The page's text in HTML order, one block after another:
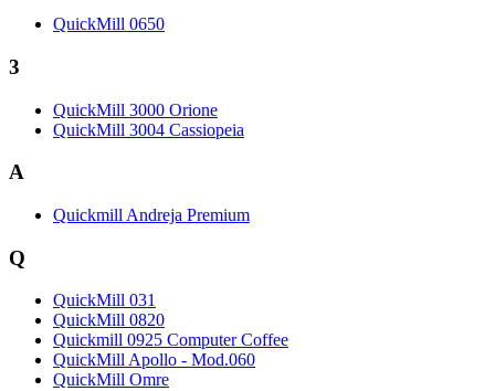
QuickMill 0650
3
QuickMill 3000 Orione
QuickMill 3004 Cassiopeia
A
Quickmill Andreja Premium
Q
QuickMill 031
QuickMill 0820
Quickmill 0925 Computer Coffee
QuickMill Apollo - Mod.060
QuickMill Omre